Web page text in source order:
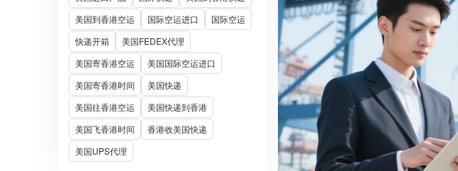
美国到香港空运
国际空运进口
国际空运
快递开箱
美国FEDEX代理
美国寄香港空运
美国国际空运进口
美国寄香港时间
美国快递
美国往香港空运
美国快递到香港
美国飞香港时间
香港收美国快递
美国UPS代理